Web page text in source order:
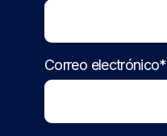
Correo electrónico*